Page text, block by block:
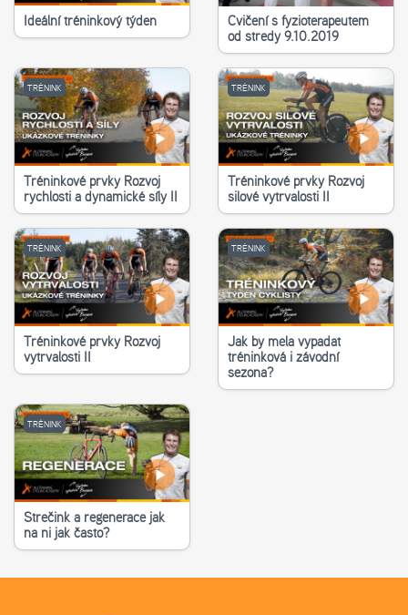
Ideální tréninkový týden
Cvičení s fyzioterapeutem
od středy 9.10.2019
TRÉNINK
Tréninkové prvky Rozvoj
rychlosti a dynamické síly II
TRÉNINK
Tréninkové prvky Rozvoj
silové vytrvalosti II
TRÉNINK
Tréninkové prvky Rozvoj
vytrvalosti II
TRÉNINK
Jak by měla vypadat
tréninková i závodní
sezona?
TRÉNINK
Strečink a regenerace jak
na ni jak často?